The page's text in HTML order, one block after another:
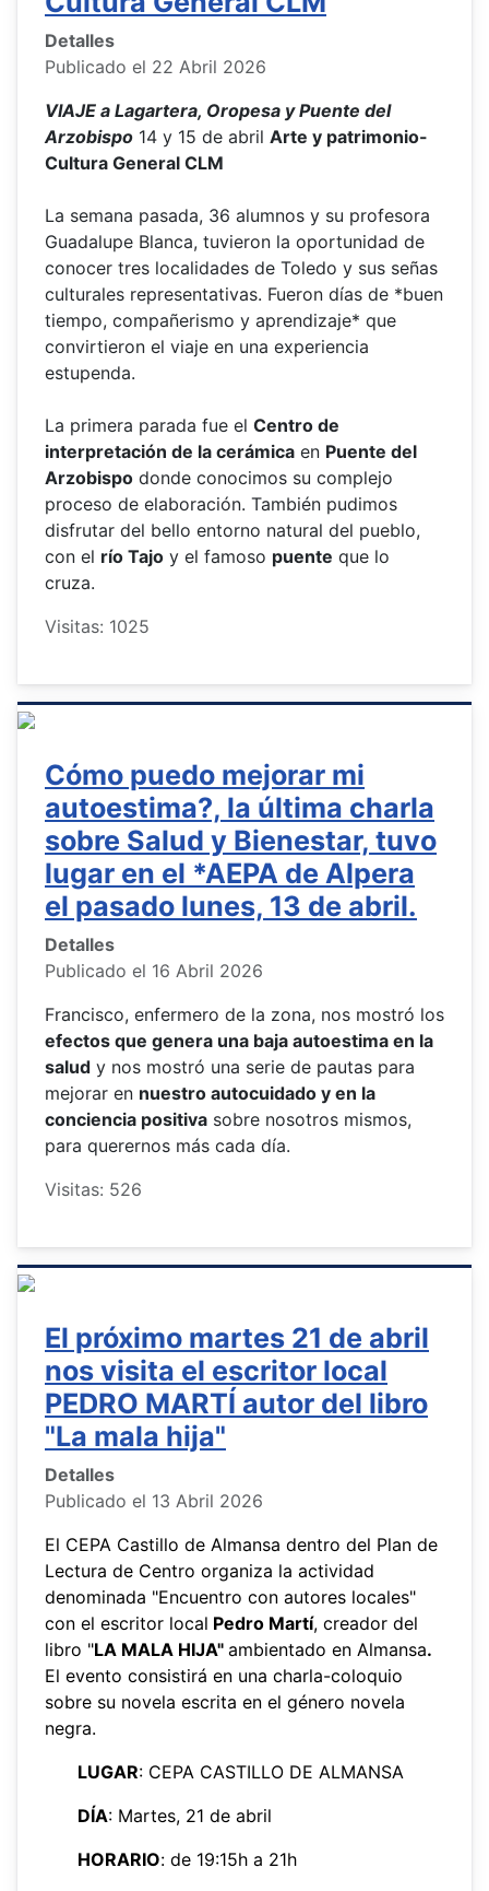
Detalles
Publicado el 22 Abril 2026
VIAJE a Lagartera, Oropesa y Puente del
Arzobispo 14 y 15 de abril Arte y patrimonio-
Cultura General CLM
La semana pasada, 36 alumnos y su profesora
Guadalupe Blanca, tuvieron la oportunidad de
conocer tres localidades de Toledo y sus señas
culturales representativas. Fueron días de *buen
tiempo, compañerismo y aprendizaje* que
convirtieron el viaje en una experiencia
estupenda.
La primera parada fue el Centro de
interpretación de la cerámica en Puente del
Arzobispo donde conocimos su complejo
proceso de elaboración. También pudimos
disfrutar del bello entorno natural del pueblo,
con el río Tajo y el famoso puente que lo
cruza.
Visitas: 1025
Cómo puedo mejorar mi
autoestima?, la última charla
sobre Salud y Bienestar, tuvo
lugar en el *AEPA de Alpera
el pasado lunes, 13 de abril.
Detalles
Publicado el 16 Abril 2026
Francisco, enfermero de la zona, nos mostró los
efectos que genera una baja autoestima en la
salud y nos mostró una serie de pautas para
mejorar en nuestro autocuidado y en la
conciencia positiva sobre nosotros mismos,
para querernos más cada día.
Visitas: 526
El próximo martes 21 de abril
nos visita el escritor local
PEDRO MARTÍ autor del libro
"La mala hija"
Detalles
Publicado el 13 Abril 2026
El CEPA Castillo de Almansa dentro del Plan de
Lectura de Centro organiza la actividad
denominada "Encuentro con autores locales"
con el escritor local Pedro Martí, creador del
libro "LA MALA HIJA" ambientado en Almansa.
El evento consistirá en una charla-coloquio
sobre su novela escrita en el género novela
negra.
LUGAR: CEPA CASTILLO DE ALMANSA
DÍA: Martes, 21 de abril
HORARIO: de 19:15h a 21h